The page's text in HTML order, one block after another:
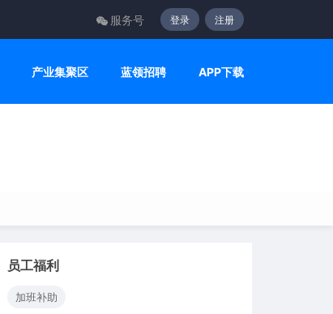
服务号 登录 注册
产业集聚区 蓝领招聘 APP下载
员工福利
加班补助